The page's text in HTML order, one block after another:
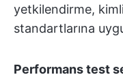
yetkilendirme,
standartlarına
Performans test